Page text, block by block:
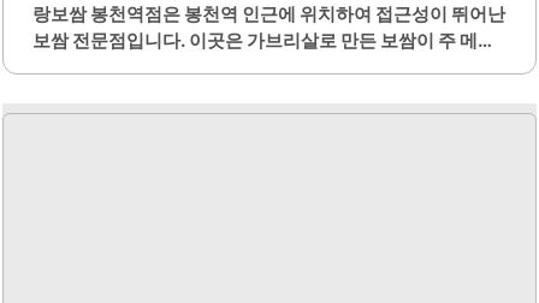
랑보쌈 봉천역점은 봉천역 인근에 위치하여 접근성이 뛰어난
보쌈 전문점입니다. 이곳은 가브리살로 만든 보쌈이 주 메뉴
니다.특히, 굴보쌈은 신선한 통영 생굴을 사용하여 푸짐하게